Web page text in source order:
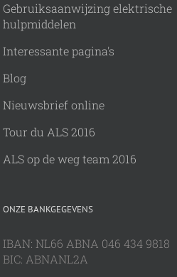
Gebruiksaanwijzing elektrische
hulpmiddelen
Interessante pagina's
Blog
Nieuwsbrief online
Tour du ALS 2016
ALS op de weg team 2016
ONZE BANKGEGEVENS
IBAN: NL66 ABNA 046 434 9818
BIC: ABNANL2A